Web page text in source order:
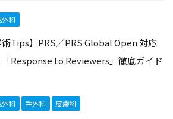
外科
術Tips】PRS／PRS Global Open 対応
Response to Reviewers」徹底ガイド
外科 手外科 皮膚科